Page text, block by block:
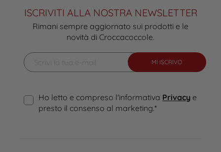
ISCRIVITI ALLA NOSTRA NEWSLETTER
Rimani sempre aggiornato sui prodotti e le
novità di Croccacoccole.
MI ISCRIVO
Ho letto e compreso l'informativa Privacye
presto il consenso al marketing.*